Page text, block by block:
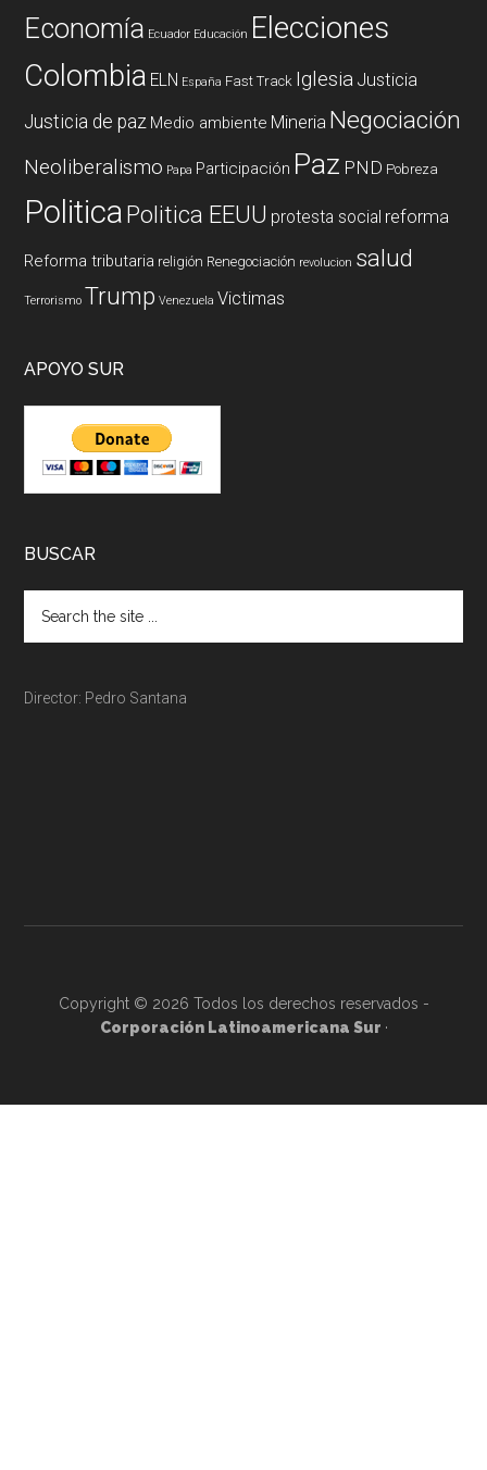
Economía Ecuador Educación Elecciones
Colombia ELN España Fast Track Iglesia Justicia
Justicia de paz Medio ambiente Mineria Negociación
Neoliberalismo Papa Participación Paz PND Pobreza
PoliticaPolitica EEUU protesta social reforma
Reforma tributaria religión Renegociación revolucion salud
Terrorismo Trump Venezuela Victimas
APOYO SUR
BUSCAR
Director: Pedro Santana
Copyright © 2026 Todos los derechos reservados -
Corporación Latinoamericana Sur ·